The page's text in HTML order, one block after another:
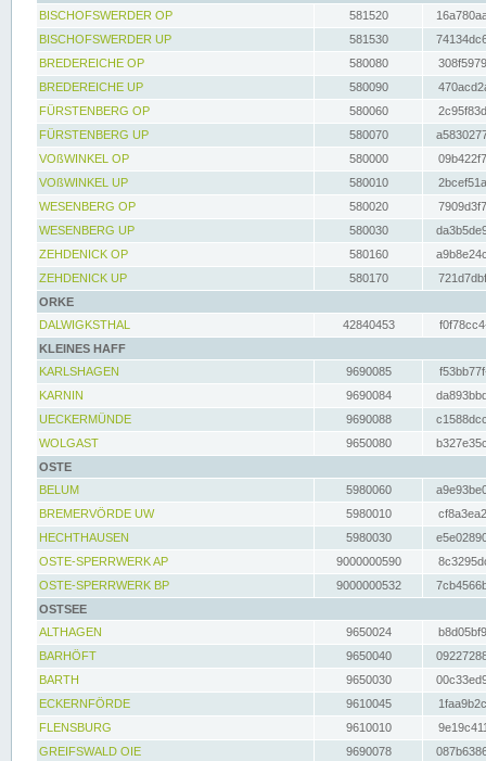
BISCHOFSWERDER OP
581520
BISCHOFSWERDER UP
581530
BREDEREICHE OP
580080
BREDEREICHE UP
580090
FÜRSTENBERG OP
580060
FÜRSTENBERG UP
580070
VOßWINKEL OP
580000
VOßWINKEL UP
580010
WESENBERG OP
580020
WESENBERG UP
580030
ZEHDENICK OP
580160
ZEHDENICK UP
580170
ORKE
DALWIGKSTHAL
42840453
KLEINES HAFF
KARLSHAGEN
9690085
KARNIN
9690084
UECKERMÜNDE
9690088
WOLGAST
9650080
OSTE
BELUM
5980060
BREMERVÖRDE UW
5980010
HECHTHAUSEN
5980030
OSTE-SPERRWERK AP
9000000590
OSTE-SPERRWERK BP
9000000532
OSTSEE
ALTHAGEN
9650024
BARHÖFT
9650040
BARTH
9650030
ECKERNFÖRDE
9610045
FLENSBURG
9610010
GREIFSWALD OIE
9690078